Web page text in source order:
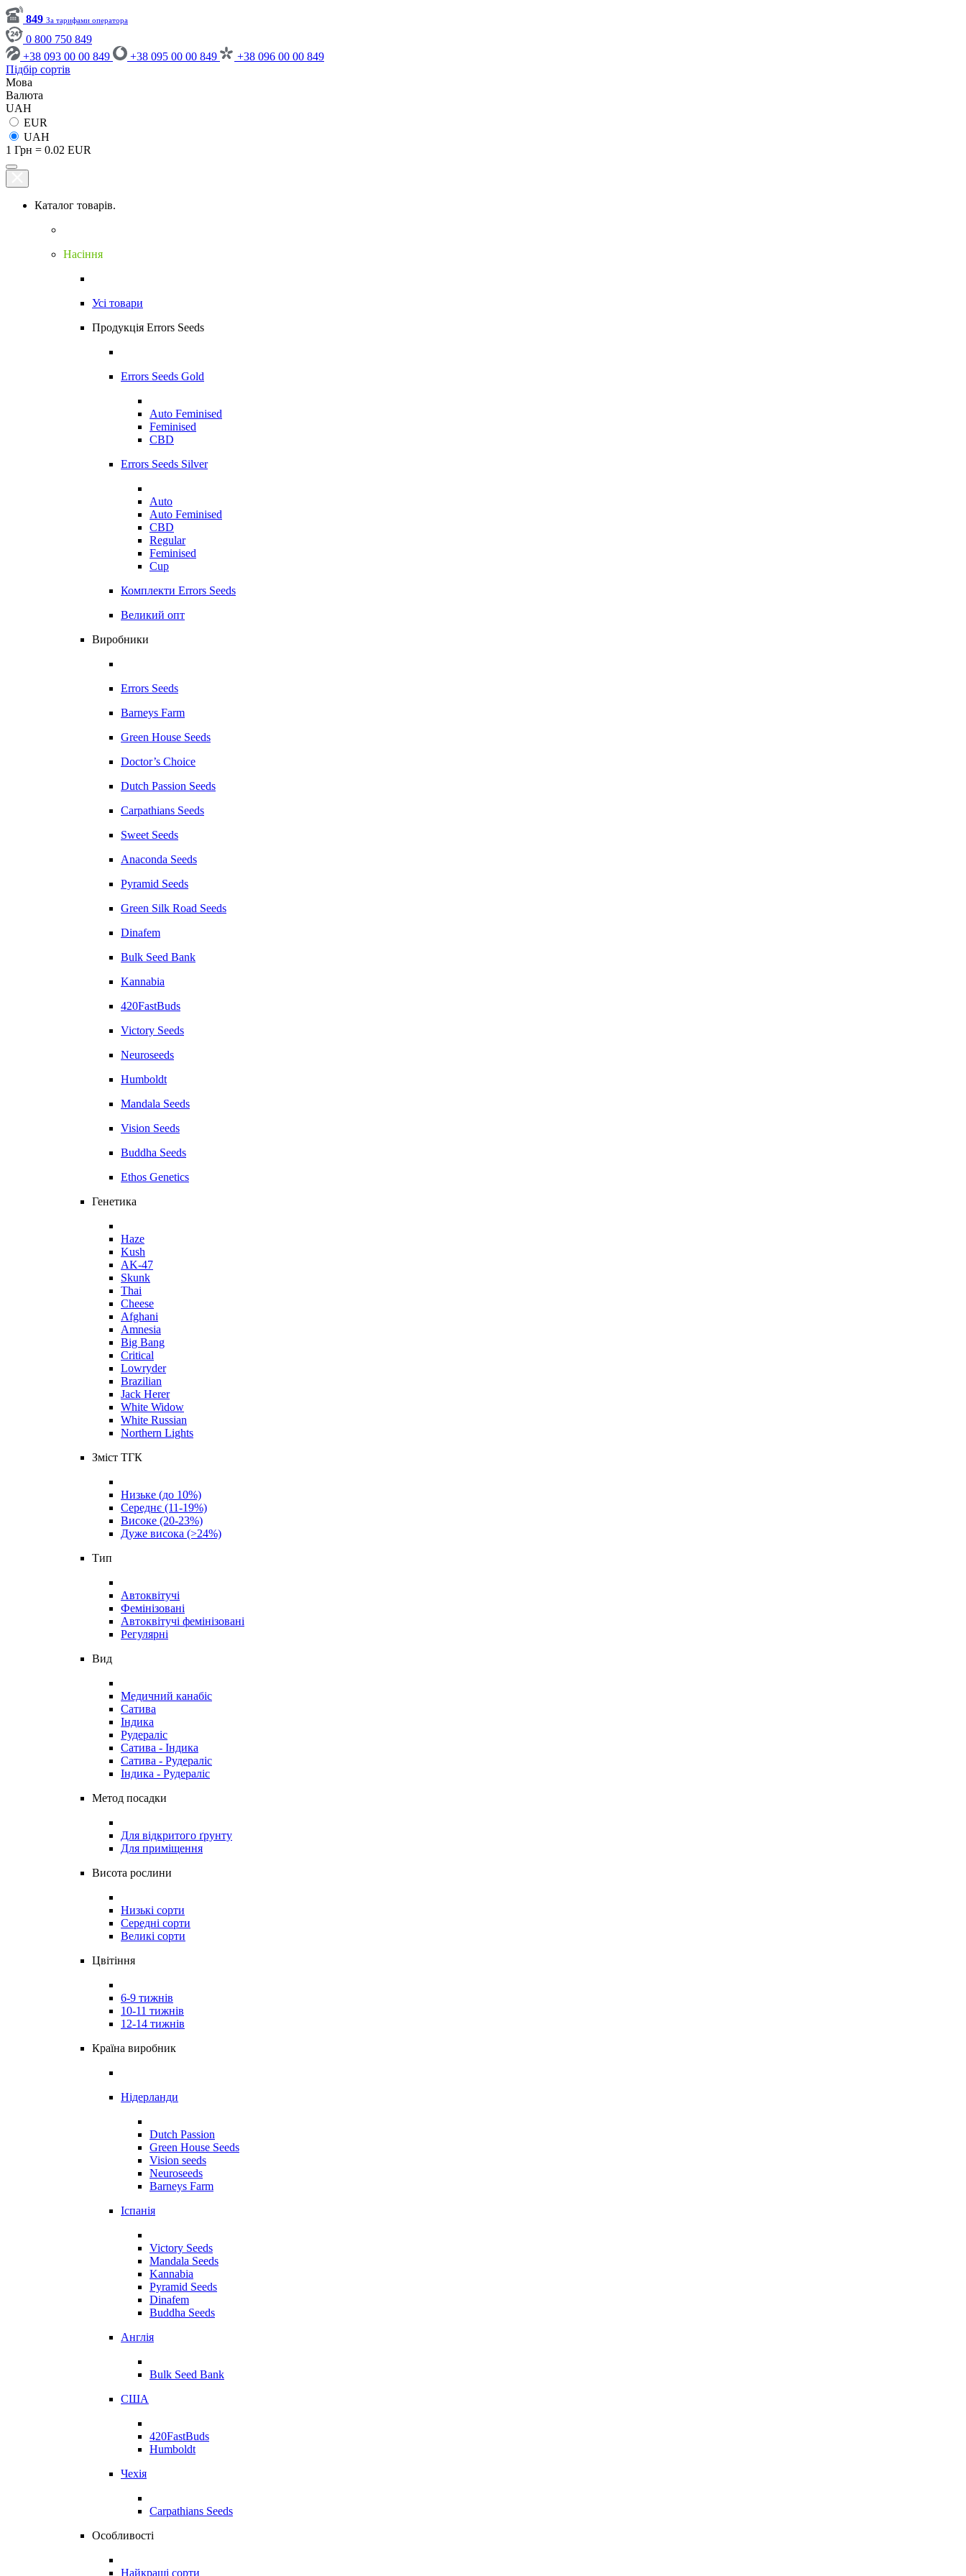
849 За тарифами оператора
0 800 750 849
+38 093 00 00 849
+38 095 00 00 849
+38 096 00 00 849
Підбір сортів
Мова
Валюта
UAH
EUR
UAH
1 Грн = 0.02 EUR
Каталог товарів.
Насіння
Усі товари
Продукція Errors Seeds
Errors Seeds Gold
Auto Feminised
Feminised
CBD
Errors Seeds Silver
Auto
Auto Feminised
CBD
Regular
Feminised
Cup
Комплекти Errors Seeds
Великий опт
Виробники
Errors Seeds
Barneys Farm
Green House Seeds
Doctor’s Choice
Dutch Passion Seeds
Carpathians Seeds
Sweet Seeds
Anaconda Seeds
Pyramid Seeds
Green Silk Road Seeds
Dinafem
Bulk Seed Bank
Kannabia
420FastBuds
Victory Seeds
Neuroseeds
Humboldt
Mandala Seeds
Vision Seeds
Buddha Seeds
Ethos Genetics
Генетика
Haze
Kush
AK-47
Skunk
Thai
Cheese
Afghani
Amnesia
Big Bang
Critical
Lowryder
Brazilian
Jack Herer
White Widow
White Russian
Northern Lights
Зміст ТГК
Низьке (до 10%)
Середнє (11-19%)
Високе (20-23%)
Дуже висока (>24%)
Тип
Автоквітучі
Фемінізовані
Автоквітучі фемінізовані
Регулярні
Вид
Медичний канабіс
Сатива
Індика
Рудераліс
Сатива - Індика
Сатива - Рудераліс
Індика - Рудераліс
Метод посадки
Для відкритого ґрунту
Для приміщення
Висота рослини
Низькі сорти
Середні сорти
Великі сорти
Цвітіння
6-9 тижнів
10-11 тижнів
12-14 тижнів
Країна виробник
Нідерланди
Dutch Passion
Green House Seeds
Vision seeds
Neuroseeds
Barneys Farm
Іспанія
Victory Seeds
Mandala Seeds
Kannabia
Pyramid Seeds
Dinafem
Buddha Seeds
Англія
Bulk Seed Bank
США
420FastBuds
Humboldt
Чехія
Carpathians Seeds
Особливості
Найкращі сорти